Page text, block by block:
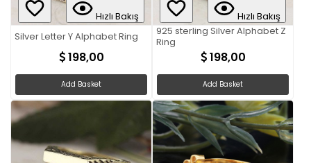
Hızlı Bakış
Silver Letter Y Alphabet Ring
198,00
Add Basket
Hızlı Bakış
925 sterling Silver Alphabet Z
Ring
198,00
Add Basket